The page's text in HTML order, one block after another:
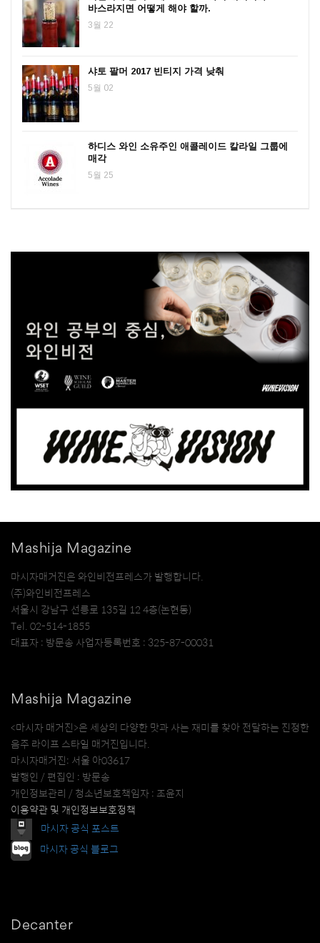
바스라지면 어떻게 해야 할까.
3월 22
샤토 팔머 2017 빈티지 가격 낮춰
5월 02
하디스 와인 소유주인 애콜레이드 칼라일 그룹에
매각
5월 25
Mashija Magazine
마시자매거진은 와인비전프레스가 발행합니다.
(주)와인비전프레스
서울시 강남구 선릉로 135길 12 4층(논현동)
Tel. 02-514-1855
대표자 : 방문송 사업자등록번호 : 325-87-00031
Mashija Magazine
<마시자 매거진>은 세상의 다양한 맛과 사는 재미를 찾아 전달하는 진정한
음주 라이프 스타일 매거진입니다.
마시자매거진: 서울 아03617
발행인 / 편집인 : 방문송
개인정보관리 / 청소년보호책임자 : 조윤지
이용약관 및 개인정보보호정책
마시자 공식 포스트
마시자 공식 블로그
Decanter